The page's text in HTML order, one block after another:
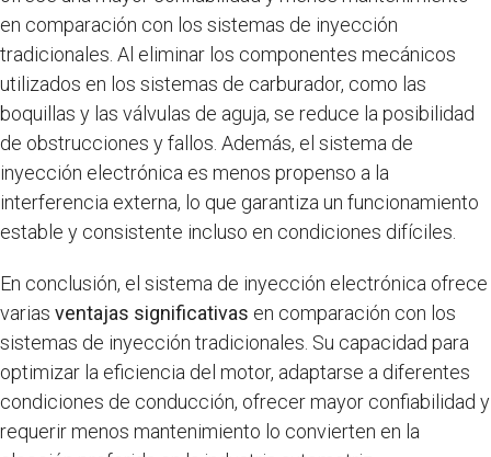
en comparación con los sistemas de inyección
tradicionales. Al eliminar los componentes mecánicos
utilizados en los sistemas de carburador, como las
boquillas y las válvulas de aguja, se reduce la posibilidad
de obstrucciones y fallos. Además, el sistema de
inyección electrónica es menos propenso a la
interferencia externa, lo que garantiza un funcionamiento
estable y consistente incluso en condiciones difíciles.
En conclusión, el sistema de inyección electrónica ofrece
varias ventajas significativas en comparación con los
sistemas de inyección tradicionales. Su capacidad para
optimizar la eficiencia del motor, adaptarse a diferentes
condiciones de conducción, ofrecer mayor confiabilidad y
requerir menos mantenimiento lo convierten en la